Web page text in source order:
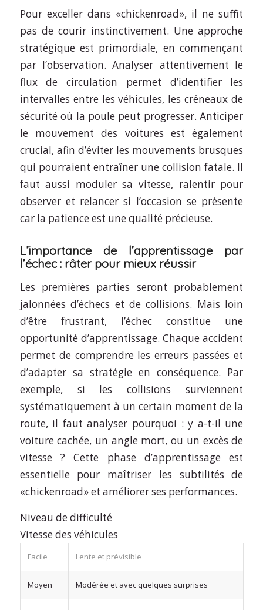
Pour exceller dans «chickenroad», il ne suffit
pas de courir instinctivement. Une approche
stratégique est primordiale, en commençant
par l’observation. Analyser attentivement le
flux de circulation permet d’identifier les
intervalles entre les véhicules, les créneaux de
sécurité où la poule peut progresser. Anticiper
le mouvement des voitures est également
crucial, afin d’éviter les mouvements brusques
qui pourraient entraîner une collision fatale. Il
faut aussi moduler sa vitesse, ralentir pour
observer et relancer si l’occasion se présente
car la patience est une qualité précieuse.
L’importance de l’apprentissage par
l’échec : râter pour mieux réussir
Les premières parties seront probablement
jalonnées d’échecs et de collisions. Mais loin
d’être frustrant, l’échec constitue une
opportunité d’apprentissage. Chaque accident
permet de comprendre les erreurs passées et
d’adapter sa stratégie en conséquence. Par
exemple, si les collisions surviennent
systématiquement à un certain moment de la
route, il faut analyser pourquoi : y a-t-il une
voiture cachée, un angle mort, ou un excès de
vitesse ? Cette phase d’apprentissage est
essentielle pour maîtriser les subtilités de
«chickenroad» et améliorer ses performances.
Niveau de difficulté
Vitesse des véhicules
Facile Lente et prévisible
Moyen Modérée et avec quelques surprises